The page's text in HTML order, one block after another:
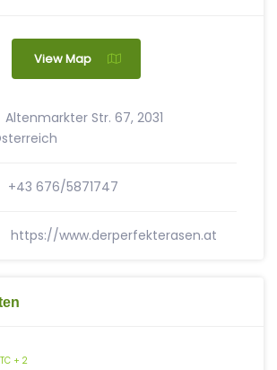
View Map
Altenmarkter Str. 67, 2031
+43 676/5871747
https://www.derperfekterasen.at
+ 2